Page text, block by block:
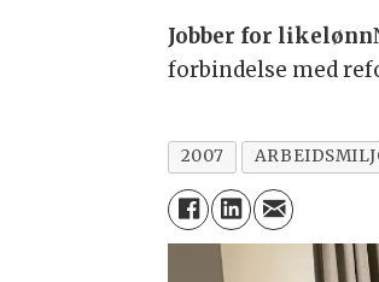
Jobber for likelønn
forbindelse med
2007